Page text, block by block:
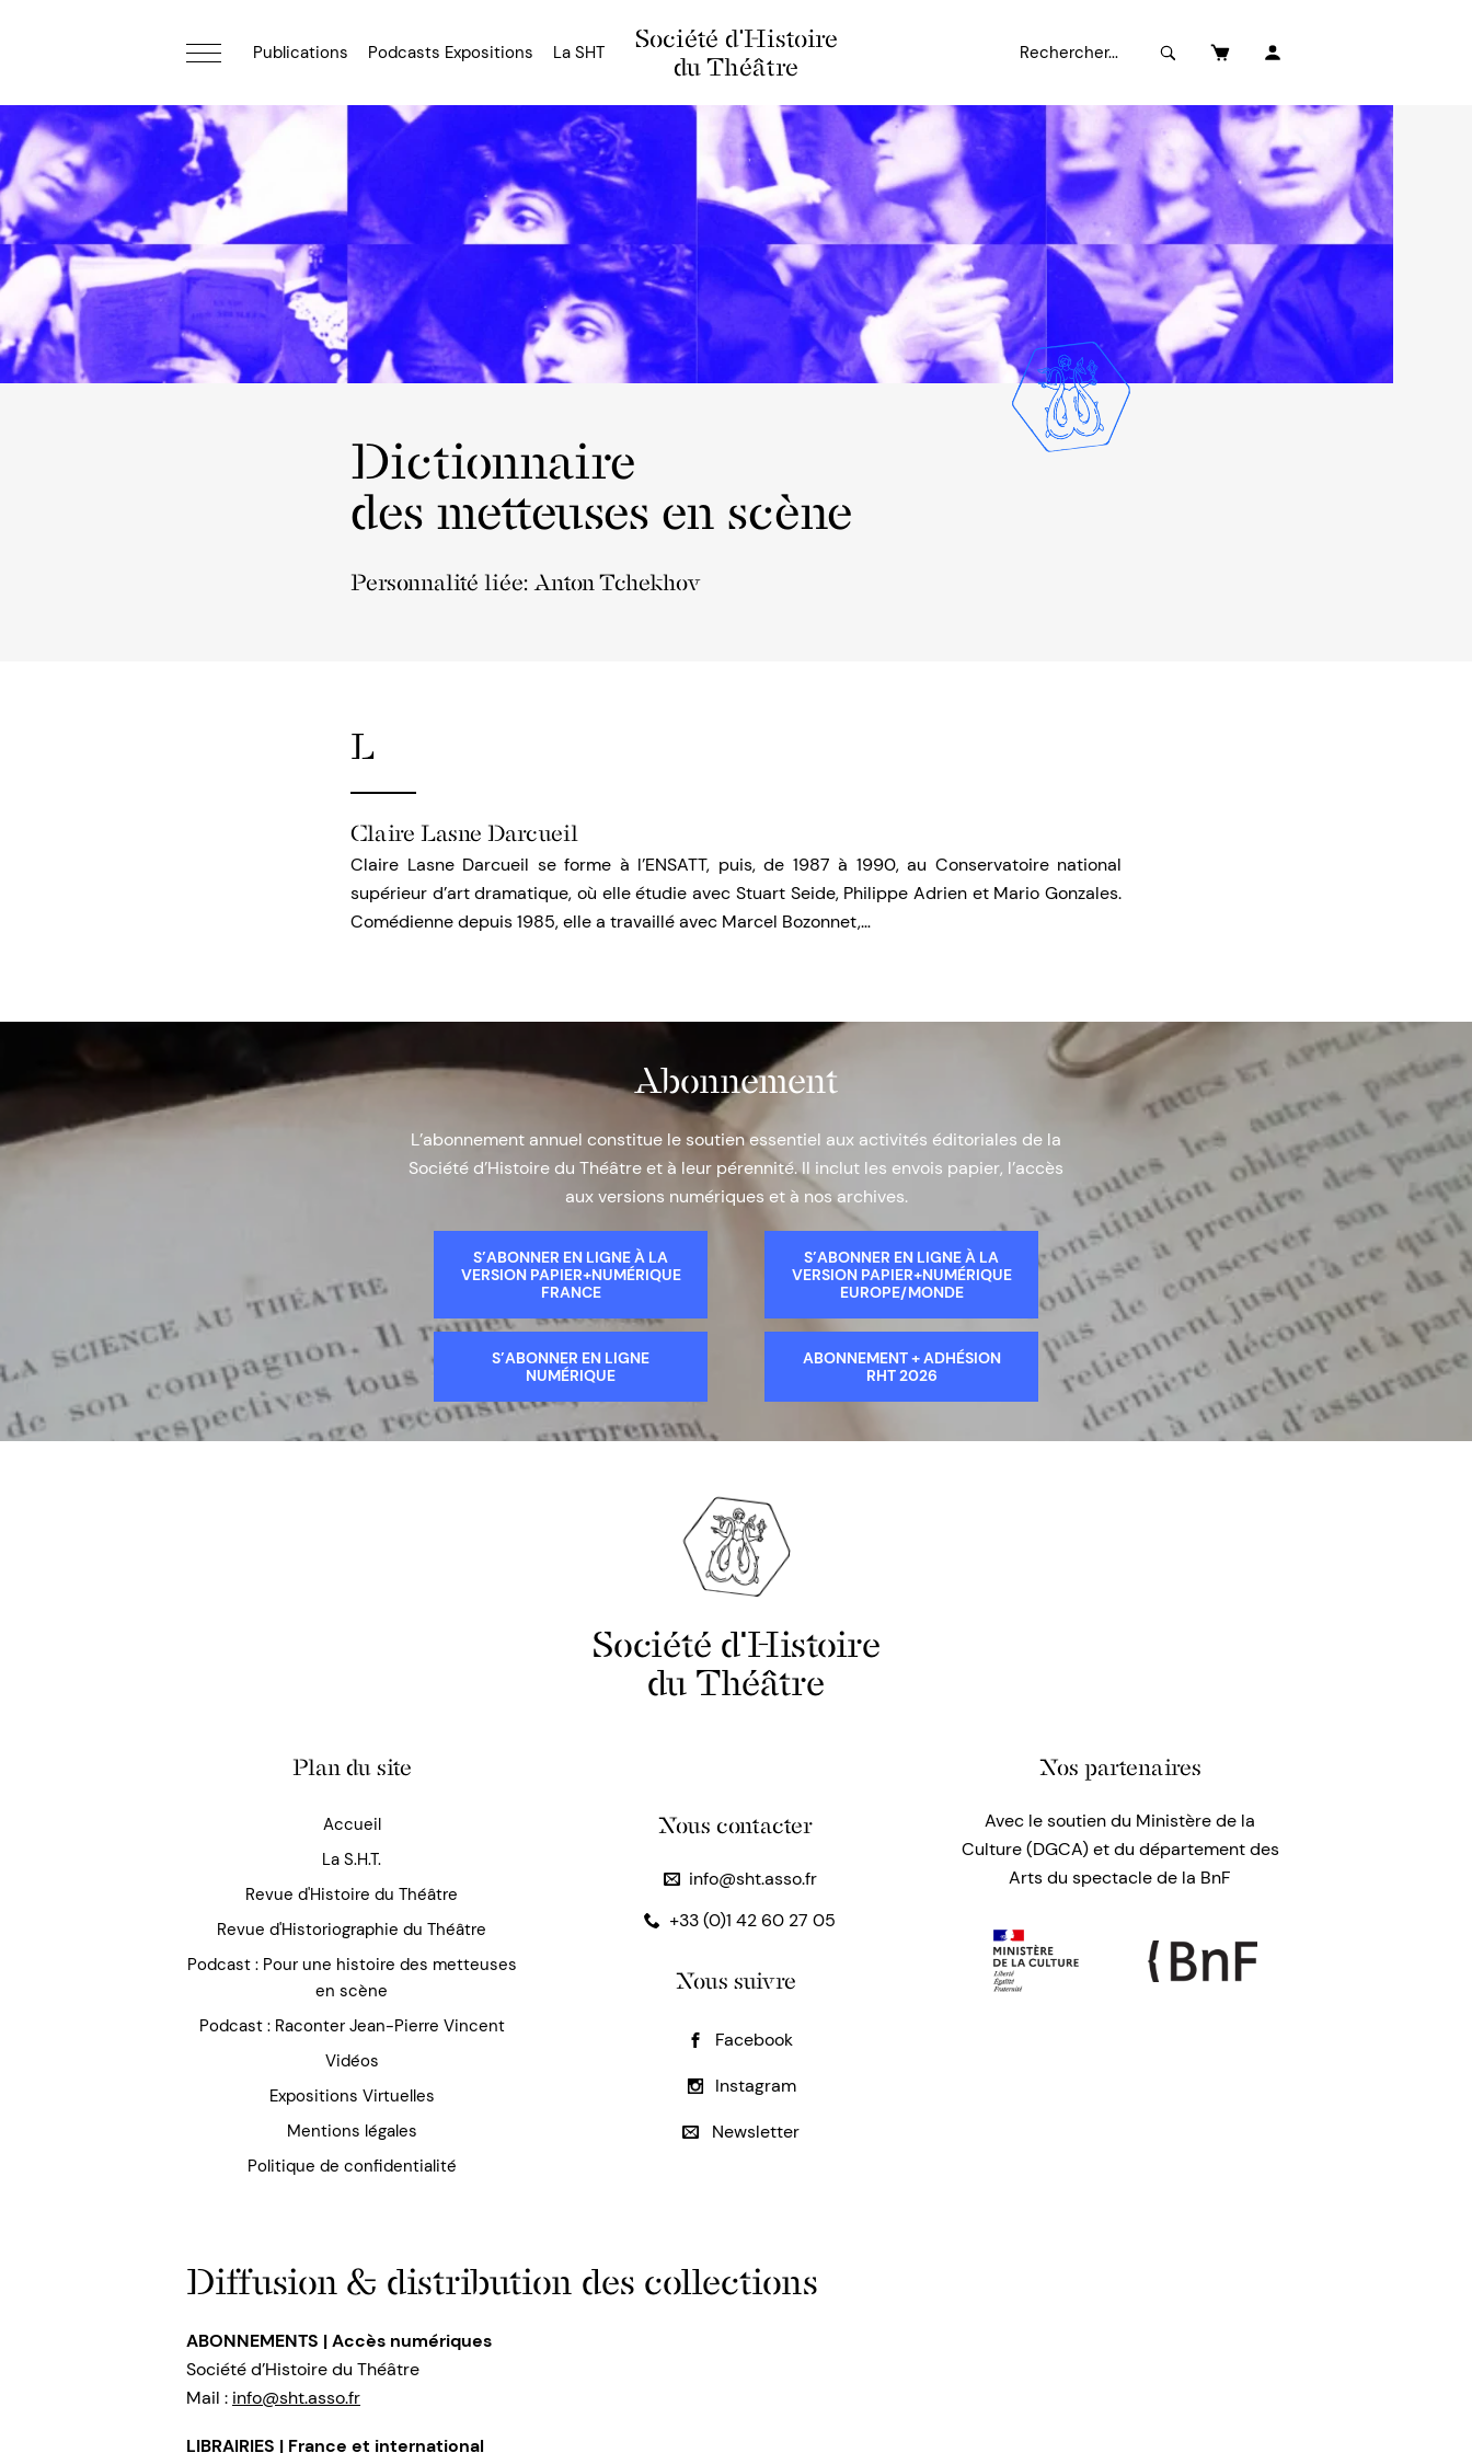
Société d'Histoire
du Théâtre
Publications Podcasts Expositions La SHT
Dictionnaire
des metteuses en scène
Personnalité liée: Anton Tchekhov
L
Claire Lasne Darcueil
Claire Lasne Darcueil se forme à l’ENSATT, puis, de 1987 à 1990, au Conservatoire national
supérieur d’art dramatique, où elle étudie avec Stuart Seide, Philippe Adrien et Mario Gonzales.
Comédienne depuis 1985, elle a travaillé avec Marcel Bozonnet,…
Abonnement
L’abonnement annuel constitue le soutien essentiel aux activités éditoriales de la
Société d’Histoire du Théâtre et à leur pérennité. Il inclut les envois papier, l’accès
aux versions numériques et à nos archives.
S’ABONNER EN LIGNE À LA
VERSION PAPIER+NUMÉRIQUE
FRANCE
S’ABONNER EN LIGNE À LA
VERSION PAPIER+NUMÉRIQUE
EUROPE/MONDE
S’ABONNER EN LIGNE
NUMÉRIQUE
ABONNEMENT + ADHÉSION
RHT 2026
Société d'Histoire
du Théâtre
Plan du site
Accueil
La S.H.T.
Revue d'Histoire du Théâtre
Revue d'Historiographie du Théâtre
Podcast : Pour une histoire des metteuses
en scène
Podcast : Raconter Jean-Pierre Vincent
Vidéos
Expositions Virtuelles
Mentions légales
Politique de confidentialité
Nous contacter
info@sht.asso.fr
+33 (0)1 42 60 27 05
Nous suivre
Facebook
Instagram
Newsletter
Nos partenaires
Avec le soutien du Ministère de la
Culture (DGCA) et du département des
Arts du spectacle de la BnF
Diffusion & distribution des collections
ABONNEMENTS | Accès numériques
Société d’Histoire du Théâtre
Mail : info@sht.asso.fr
LIBRAIRIES | France et international